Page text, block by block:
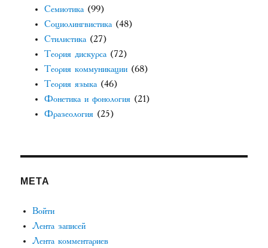
Семиотика (99)
Социолингвистика (48)
Стилистика (27)
Теория дискурса (72)
Теория коммуникации (68)
Теория языка (46)
Фонетика и фонология (21)
Фразеология (25)
МЕТА
Войти
Лента записей
Лента комментариев